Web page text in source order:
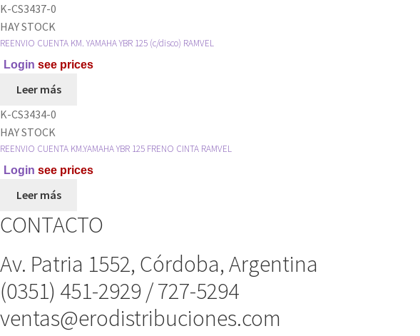
(GRANDE)
RAMVEL
cantidad
K-CS3437-0
HAY STOCK
REENVIO CUENTA KM. YAMAHA YBR 125 (c/disco) RAMVEL
Login see prices
Leer más
K-CS3434-0
HAY STOCK
REENVIO CUENTA KM.YAMAHA YBR 125 FRENO CINTA RAMVEL
Login see prices
Leer más
CONTACTO
Av. Patria 1552, Córdoba, Argentina
(0351) 451-2929 / 727-5294
ventas@erodistribuciones.com